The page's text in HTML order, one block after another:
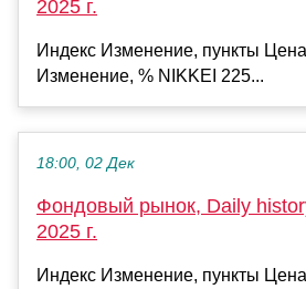
2025 г.
Индекс Изменение, пункты
Изменение, % NIKKEI 225...
18:00, 02 Дек
Фондовый рынок, Daily
2025 г.
Индекс Изменение, пункты